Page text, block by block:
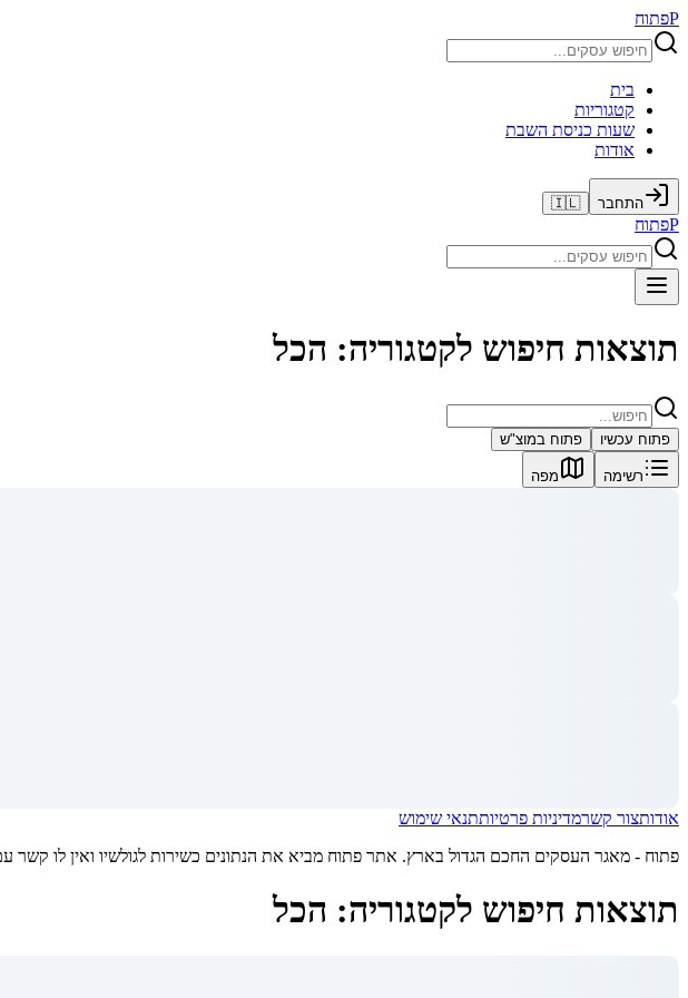
Pפתוח
בית
קטגוריות
שעות כניסת השבת
אודות
התחבר 🇮🇱
Pפתוח
תוצאות חיפוש לקטגוריה: הכל
פתוח עכשיו פתוח במוצ"ש
רשימה מפה
אודותצור קשרמדיניות פרטיותתנאי שימוש
פתוח - מאגר העסקים החכם הגדול בארץ. אתר פתוח מביא את הנתונים כשירות לגולשיו ואין לו קשר
תוצאות חיפוש לקטגוריה: הכל